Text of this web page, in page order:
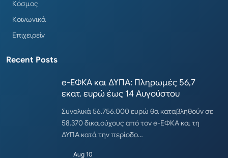
Κόσμος
Κοινωνικά
Επιχειρείν
Recent Posts
e-ΕΦΚΑ και ΔΥΠΑ: Πληρωμές 56,7
εκατ. ευρώ έως 14 Αυγούστου
Συνολικά 56.756.000 ευρώ θα καταβληθούν σε
58.370 δικαιούχους από τον e-ΕΦΚΑ και τη
ΔΥΠΑ κατά την περίοδο…
Aug 10